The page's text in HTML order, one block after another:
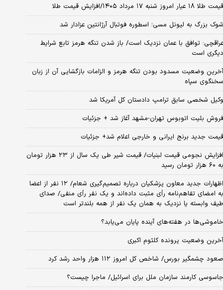
قیمت طلا ۱۸ عیار امروز شنبه ۱۷ مرداد ۱۴۰۵/افزایش قیمت طلا
شوک بزرگ به لیونل مسی؛ اسطوره فوتبال آرژانتین عزادار شد
عراقچی: توافق با عمان نزدیک است/ باز شدن تنگه هرمز تابع شرایط
دیگری است
آخرین وضعیت مسدود بودن تنگه هرمز و الزامات بازگشایی آن از زبان
سخنگوی سپاه
وکیل شخصی سابق ترامپ دادستان کل آمریکا شد
فروش بلیت اتوبوس تهران-مشهد آغاز شد + جزئیات
قیمت جدید برنج ایرانی و خارجی اعلام شد+ جزئیات
افزایش نجومی قیمت لبنیات/ قیمت شیر طی یک سال از ۲۳ هزار تومان
به ۶۰ هزار تومان رسید
اظهارات جدید معاون پزشکیان درباره تصمیم‌گیری شعام/ ۱۲ نفر از اعضا
به امضای تفاهم‌نامه رأی مثبت داده‌اند و یک نفر رأی منفی/ صدای
طیف وابسته یا نزدیک به همان یک نفر از همه بلندتر است
خاموشی‌ها در هفته‌های آینده پایان می‌یابد؟
آخرین وضعیت پرونده کلثوم اکبری
صعود چشمگیر بورس/ شاخص کل امروز ۱۱۲ هزار واحد رشد کرد
جاسوسی کارمند سازمان ملل برای اسرائیل/ ماجرا چیست؟